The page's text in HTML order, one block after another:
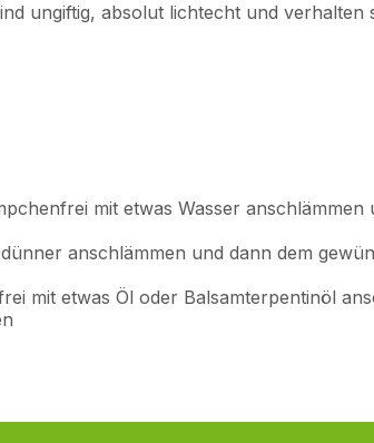
ungiftig, absolut lichtecht und verhalten
mit etwas Wasser anschlämmen
anschlämmen und dann dem
mit etwas Öl oder Balsamterpentinöl